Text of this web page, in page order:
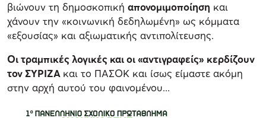
βιώνουν τη δημοσκοπική απονομιμοποίηση και
χάνουν την «κοινωνική δεδηλωμένη» ως κόμματα
«εξουσίας» και αξιωματικής αντιπολίτευσης.
Οι τραμπικές λογικές και οι «αντιγραφείς» κερδίζουν
τον ΣΥΡΙΖΑ και το ΠΑΣΟΚ και ίσως είμαστε ακόμη
στην αρχή αυτού του φαινομένου...